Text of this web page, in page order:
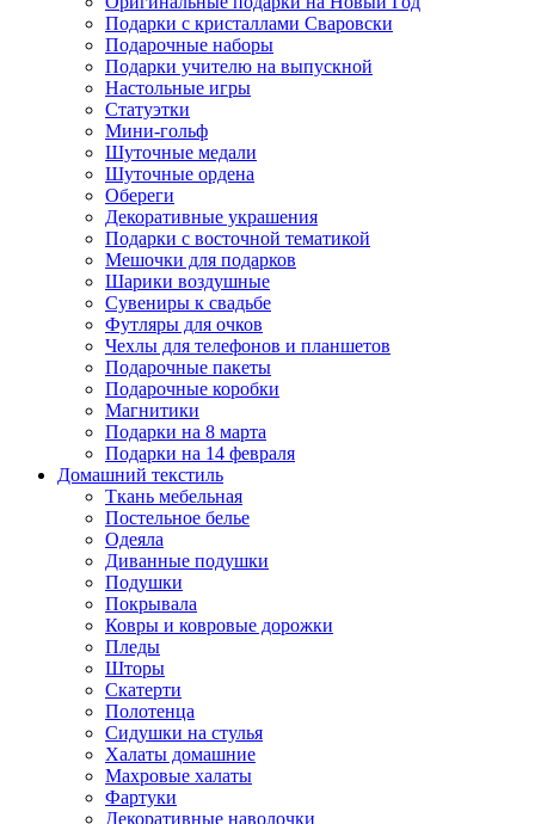
Подарки с кристаллами Сваровски
Подарочные наборы
Подарки учителю на выпускной
Настольные игры
Статуэтки
Мини-гольф
Шуточные медали
Шуточные ордена
Обереги
Декоративные украшения
Подарки с восточной тематикой
Мешочки для подарков
Шарики воздушные
Сувениры к свадьбе
Футляры для очков
Чехлы для телефонов и планшетов
Подарочные пакеты
Подарочные коробки
Магнитики
Подарки на 8 марта
Подарки на 14 февраля
Домашний текстиль
Ткань мебельная
Постельное белье
Одеяла
Диванные подушки
Подушки
Покрывала
Ковры и ковровые дорожки
Пледы
Шторы
Скатерти
Полотенца
Сидушки на стулья
Халаты домашние
Махровые халаты
Фартуки
Декоративные наволочки